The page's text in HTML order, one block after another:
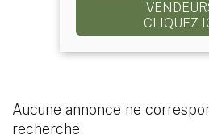
CLIQUEZ
Aucune annonce ne
recherche